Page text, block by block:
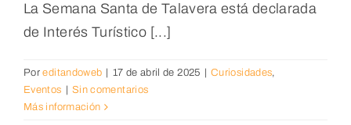
La Semana Santa de Talavera está declarada
de Interés Turístico [...]
Poreditandoweb 17 de abril de 2025 Curiosidades,
Eventos
Sin comentarios
Más información